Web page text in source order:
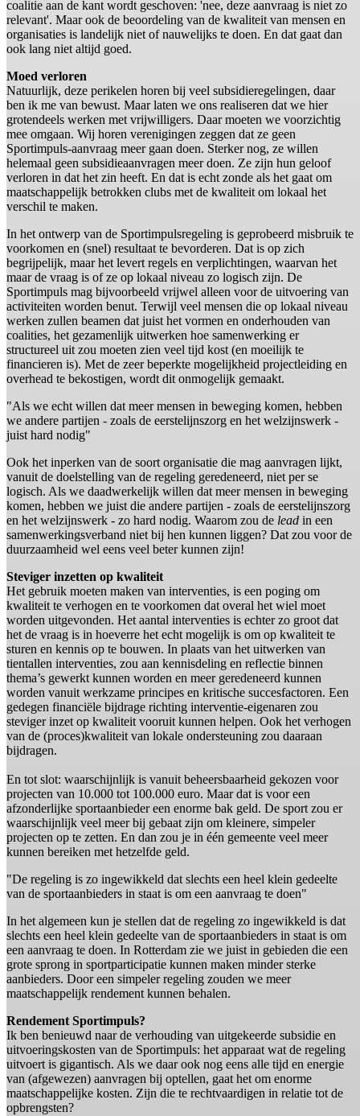
coalitie aan de kant wordt geschoven: 'nee, deze aanvraag is niet zo
relevant'. Maar ook de beoordeling van de kwaliteit van mensen en
organisaties is landelijk niet of nauwelijks te doen. En dat gaat dan
ook lang niet altijd goed.
Moed verloren
Natuurlijk, deze perikelen horen bij veel subsidieregelingen, daar
ben ik me van bewust. Maar laten we ons realiseren dat we hier
grotendeels werken met vrijwilligers. Daar moeten we voorzichtig
mee omgaan. Wij horen verenigingen zeggen dat ze geen
Sportimpuls-aanvraag meer gaan doen. Sterker nog, ze willen
helemaal geen subsidieaanvragen meer doen. Ze zijn hun geloof
verloren in dat het zin heeft. En dat is echt zonde als het gaat om
maatschappelijk betrokken clubs met de kwaliteit om lokaal het
verschil te maken.
In het ontwerp van de Sportimpulsregeling is geprobeerd misbruik te
voorkomen en (snel) resultaat te bevorderen. Dat is op zich
begrijpelijk, maar het levert regels en verplichtingen, waarvan het
maar de vraag is of ze op lokaal niveau zo logisch zijn. De
Sportimpuls mag bijvoorbeeld vrijwel alleen voor de uitvoering van
activiteiten worden benut. Terwijl veel mensen die op lokaal niveau
werken zullen beamen dat juist het vormen en onderhouden van
coalities, het gezamenlijk uitwerken hoe samenwerking er
structureel uit zou moeten zien veel tijd kost (en moeilijk te
financieren is). Met de zeer beperkte mogelijkheid projectleiding en
overhead te bekostigen, wordt dit onmogelijk gemaakt.
"Als we echt willen dat meer mensen in beweging komen, hebben
we andere partijen - zoals de eerstelijnszorg en het welzijnswerk -
juist hard nodig"
Ook het inperken van de soort organisatie die mag aanvragen lijkt,
vanuit de doelstelling van de regeling geredeneerd, niet per se
logisch. Als we daadwerkelijk willen dat meer mensen in beweging
komen, hebben we juist die andere partijen - zoals de eerstelijnszorg
en het welzijnswerk - zo hard nodig. Waarom zou de lead in een
samenwerkingsverband niet bij hen kunnen liggen? Dat zou voor de
duurzaamheid wel eens veel beter kunnen zijn!
Steviger inzetten op kwaliteit
Het gebruik moeten maken van interventies, is een poging om
kwaliteit te verhogen en te voorkomen dat overal het wiel moet
worden uitgevonden. Het aantal interventies is echter zo groot dat
het de vraag is in hoeverre het echt mogelijk is om op kwaliteit te
sturen en kennis op te bouwen. In plaats van het uitwerken van
tientallen interventies, zou aan kennisdeling en reflectie binnen
thema’s gewerkt kunnen worden en meer geredeneerd kunnen
worden vanuit werkzame principes en kritische succesfactoren. Een
gedegen financiële bijdrage richting interventie-eigenaren zou
steviger inzet op kwaliteit vooruit kunnen helpen. Ook het verhogen
van de (proces)kwaliteit van lokale ondersteuning zou daaraan
bijdragen.
En tot slot: waarschijnlijk is vanuit beheersbaarheid gekozen voor
projecten van 10.000 tot 100.000 euro. Maar dat is voor een
afzonderlijke sportaanbieder een enorme bak geld. De sport zou er
waarschijnlijk veel meer bij gebaat zijn om kleinere, simpeler
projecten op te zetten. En dan zou je in één gemeente veel meer
kunnen bereiken met hetzelfde geld.
"De regeling is zo ingewikkeld dat slechts een heel klein gedeelte
van de sportaanbieders in staat is om een aanvraag te doen"
In het algemeen kun je stellen dat de regeling zo ingewikkeld is dat
slechts een heel klein gedeelte van de sportaanbieders in staat is om
een aanvraag te doen. In Rotterdam zie we juist in gebieden die een
grote sprong in sportparticipatie kunnen maken minder sterke
aanbieders. Door een simpeler regeling zouden we meer
maatschappelijk rendement kunnen behalen.
Rendement Sportimpuls?
Ik ben benieuwd naar de verhouding van uitgekeerde subsidie en
uitvoeringskosten van de Sportimpuls: het apparaat wat de regeling
uitvoert is gigantisch. Als we daar ook nog eens alle tijd en energie
van (afgewezen) aanvragen bij optellen, gaat het om enorme
maatschappelijke kosten. Zijn die te rechtvaardigen in relatie tot de
opbrengsten?